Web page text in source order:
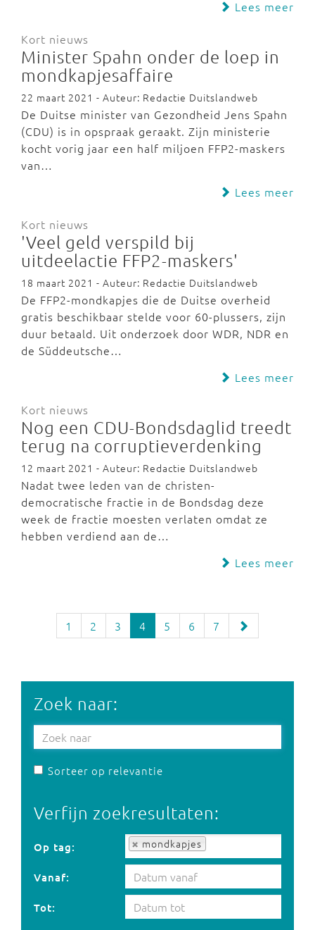
Lees meer
Kort nieuws
Minister Spahn onder de loep in
mondkapjesaffaire
22 maart 2021 - Auteur: Redactie Duitslandweb
De Duitse minister van Gezondheid Jens Spahn
(CDU) is in opspraak geraakt. Zijn ministerie
kocht vorig jaar een half miljoen FFP2-maskers
van…
Lees meer
Kort nieuws
'Veel geld verspild bij
uitdeelactie FFP2-maskers'
18 maart 2021 - Auteur: Redactie Duitslandweb
De FFP2-mondkapjes die de Duitse overheid
gratis beschikbaar stelde voor 60-plussers, zijn
duur betaald. Uit onderzoek door WDR, NDR en
de Süddeutsche…
Lees meer
Kort nieuws
Nog een CDU-Bondsdaglid treedt
terug na corruptieverdenking
12 maart 2021 - Auteur: Redactie Duitslandweb
Nadat twee leden van de christen-
democratische fractie in de Bondsdag deze
week de fractie moesten verlaten omdat ze
hebben verdiend aan de…
Lees meer
1 2 3 4 5 6 7
Zoek naar:
Sorteer op relevantie
Verfijn zoekresultaten:
Op tag: mondkapjes
Op tag:
Vanaf:
Tot: